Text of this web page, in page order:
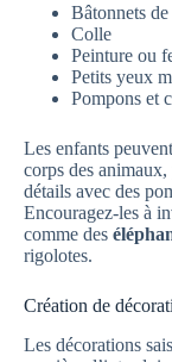
Bâtonnets
Colle
Peinture ou
Petits yeux
Pompons et
Les enfants
corps des
détails avec des
Encouragez-les à
comme des
rigolotes.
Création de
Les décorations